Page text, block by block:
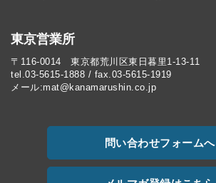
東京営業所
〒116-0014 東京都荒川区東日暮里1-13-11
tel.03-5615-1888 / fax.03-5615-1919
メール:mat@kanamarushin.co.jp
問い合わせフォームへ